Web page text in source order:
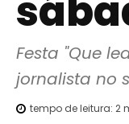
Festa "Que
jornalista no
tempo de leitura: 2